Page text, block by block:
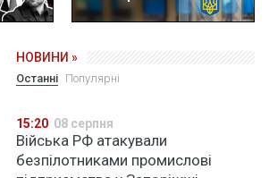
НОВИНИ »
Останні Популярні
15:20 08 серпня
Війська РФ атакували
безпілотниками промислові